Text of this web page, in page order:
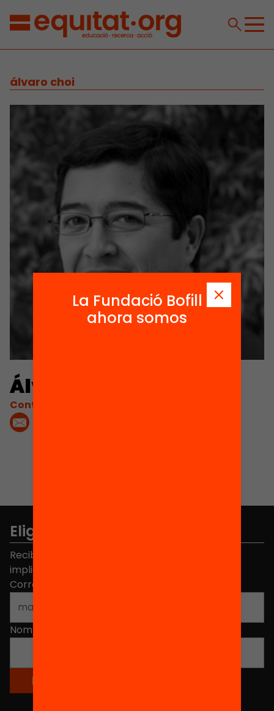
álvaro choi
Álvaro Choi
Contacta'm:
Elige equidad
Recibe contenidos, iniciativas y proyectos para
implicarte.
Correo electrónico
Nombre
La Fundació Bofill
ahora somos